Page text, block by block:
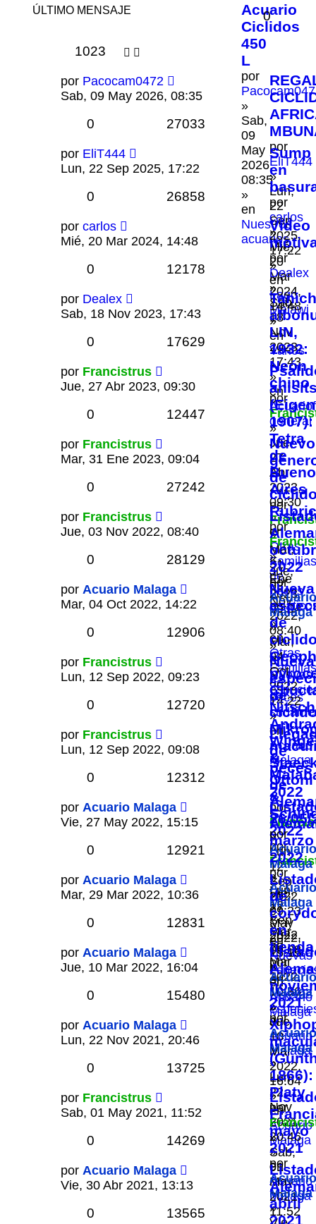
ÚLTIMO MENSAJE
Acuario
Ciclidos
450
L
por
»
Sab,
09
May
2026,
08:35
»
en
Nuestros
acuarios
0
1023
por Pacocam0472
Sab, 09 May 2026, 08:35
por
EliT444
»
Lun,
22
Sep
2025,
17:22
»
en
Lago
Malawi
0 27033
por EliT444
Lun, 22 Sep 2025, 17:22
Sump
en
por
carlos
»
Mié,
20
Mar
2024,
14:48
»
en
Varios
0 26858
por carlos
Mié, 20 Mar 2024, 14:48
Vídeo
por
Dealex
»
Sab,
18
Nov
2023,
17:43
»
en
general
0 12178
por Dealex
Sab, 18 Nov 2023, 17:43
LIN,
1932:
Neón
chino
por
»
Jue,
27
Abr
2023,
09:30
»
en
Otras
Familias
de
peces
0 17629
por Francistrus
Jue, 27 Abr 2023, 09:30
1907):
Tetra
de
Aires
por
»
Mar,
31
Ene
2023,
09:04
»
en
Otras
Familias
de
peces
0 12447
por Francistrus
Mar, 31 Ene 2023, 09:04
Nuevo
de
por
»
Jue,
03
Nov
2022,
08:40
»
en
Nuevas
0 27242
por Francistrus
Jue, 03 Nov 2022, 08:40
2022
por
Acuario
Malaga
»
Mar,
04
Oct
2022,
14:22
»
en
Acuario
Málaga
0 28129
por Acuario Malaga
Mar, 04 Oct 2022, 14:22
Nueva
de
&
2022
por
»
Lun,
12
Sep
2022,
09:23
»
en
Nuevas
0 12906
por Francistrus
Lun, 12 Sep 2022, 09:23
Nueva
de
Ottoni
&
2022
por
»
Lun,
12
Sep
2022,
09:08
»
en
Nuevas
0 12720
por Francistrus
Lun, 12 Sep 2022, 09:08
de
peces
de
26/05/
por
Acuario
Malaga
»
Vie,
27
May
2022,
15:15
»
en
Acuario
Málaga
0 12312
por Acuario Malaga
Vie, 27 May 2022, 15:15
marzo
2022
por
Acuario
Malaga
»
Mar,
29
Mar
2022,
10:36
»
en
Acuario
Málaga
0 12921
por Acuario Malaga
Mar, 29 Mar 2022, 10:36
de
en
tienda
por
Acuario
Malaga
»
Jue,
10
Mar
2022,
16:04
»
en
Acuario
Málaga
0 12831
por Acuario Malaga
Jue, 10 Mar 2022, 16:04
2021
por
Acuario
Malaga
»
Lun,
22
Nov
2021,
20:46
»
en
Acuario
Málaga
0 15480
por Acuario Malaga
Lun, 22 Nov 2021, 20:46
1866):
Platy
por
»
Sab,
01
May
2021,
11:52
0 13725
por Francistrus
Sab, 01 May 2021, 11:52
mayo
2021
por
Acuario
Malaga
»
0 14269
por Acuario Malaga
Vie, 30 Abr 2021, 13:13
abril
2021
0 13565